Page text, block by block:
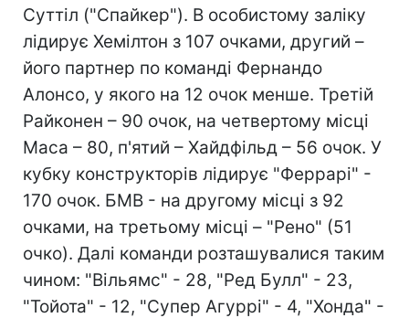
Суттіл ("Спайкер"). В особистому заліку
лідирує Хемілтон з 107 очками, другий –
його партнер по команді Фернандо
Алонсо, у якого на 12 очок менше. Третій
Райконен – 90 очок, на четвертому місці
Маса – 80, п'ятий – Хайдфільд – 56 очок. У
кубку конструкторів лідирує "Феррарі" -
170 очок. БМВ - на другому місці з 92
очками, на третьому місці – "Рено" (51
очко). Далі команди розташувалися таким
чином: "Вільямс" - 28, "Ред Булл" - 23,
"Тойота" - 12, "Супер Агуррі" - 4, "Хонда" -